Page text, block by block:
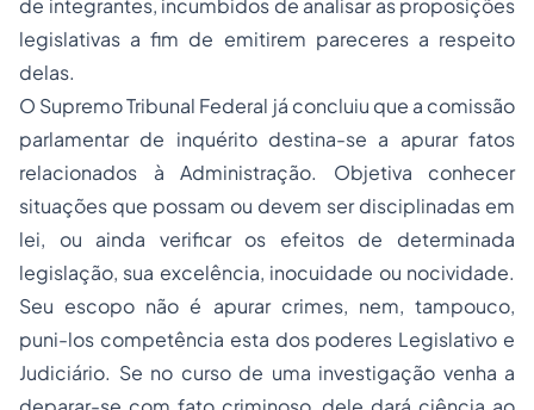
de integrantes, incumbidos de analisar as proposições
legislativas a fim de emitirem pareceres a respeito
delas.
O Supremo Tribunal Federal já concluiu que a comissão
parlamentar de inquérito destina-se a apurar fatos
relacionados à Administração. Objetiva conhecer
situações que possam ou devem ser disciplinadas em
lei, ou ainda verificar os efeitos de determinada
legislação, sua excelência, inocuidade ou nocividade.
Seu escopo não é apurar crimes, nem, tampouco,
puni-los competência esta dos poderes Legislativo e
Judiciário. Se no curso de uma investigação venha a